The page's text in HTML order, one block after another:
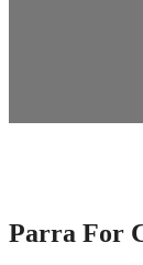
Parra For